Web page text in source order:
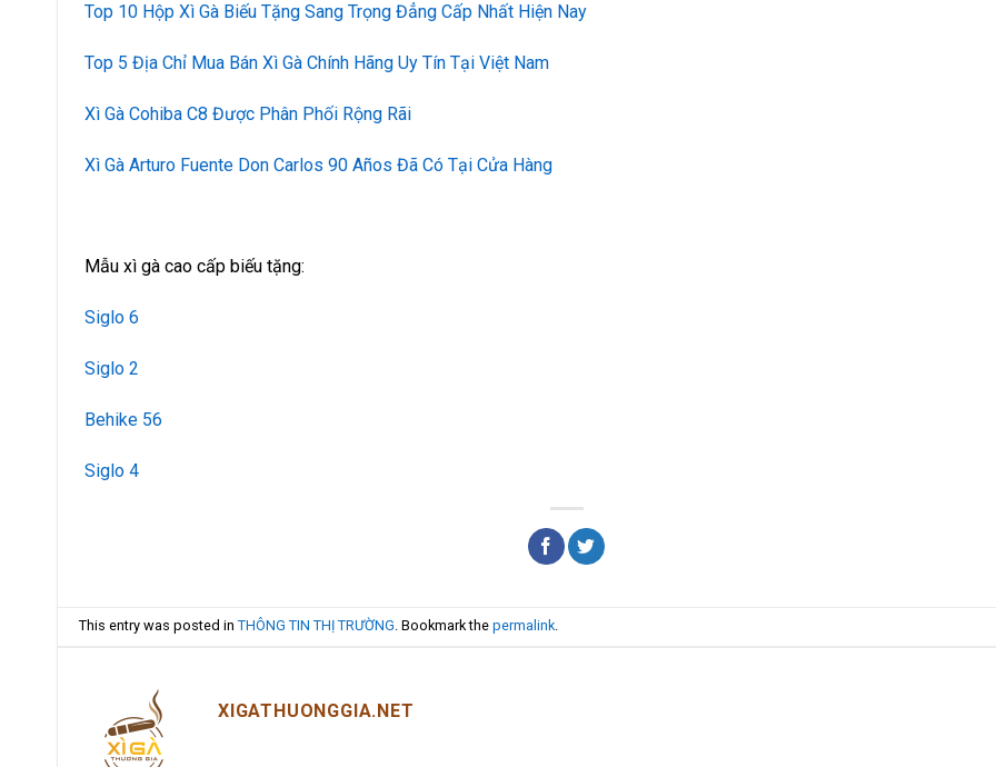
Top 10 Hộp Xì Gà Biếu Tặng Sang Trọng Đẳng Cấp Nhất Hiện Nay
Top 5 Địa Chỉ Mua Bán Xì Gà Chính Hãng Uy Tín Tại Việt Nam
Xì Gà Cohiba C8 Được Phân Phối Rộng Rãi
Xì Gà Arturo Fuente Don Carlos 90 Años Đã Có Tại Cửa Hàng
Mẫu xì gà cao cấp biếu tặng:
Siglo 6
Siglo 2
Behike 56
Siglo 4
This entry was posted inTHÔNG TIN THỊ TRƯỜNG. Bookmark thepermalink.
XIGATHUONGGIA.NET